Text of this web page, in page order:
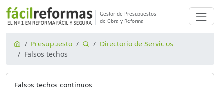
Gestor de Presupuestos
de Obra y Reforma
Presupuesto
Directorio de Servicios
Falsos techos
Falsos techos continuos